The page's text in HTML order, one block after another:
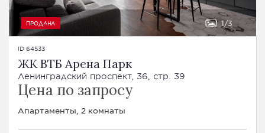
ПРОДАНА 1 3
ID 64533
ЖК ВТБ Арена Парк
Ленинградский проспект, 36, стр. 39
Цена по запросу
Апартаменты, 2 комнаты